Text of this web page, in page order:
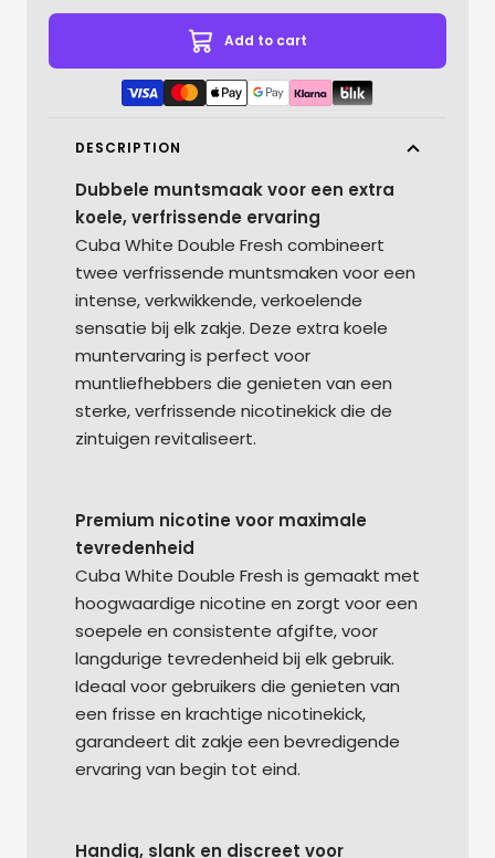
Add to cart
DESCRIPTION
Dubbele muntsmaak voor een extra
koele, verfrissende ervaring
Cuba White Double Fresh combineert
twee verfrissende muntsmaken voor een
intense, verkwikkende, verkoelende
sensatie bij elk zakje. Deze extra koele
muntervaring is perfect voor
muntliefhebbers die genieten van een
sterke, verfrissende nicotinekick die de
zintuigen revitaliseert.
Premium nicotine voor maximale
tevredenheid
Cuba White Double Fresh is gemaakt met
hoogwaardige nicotine en zorgt voor een
soepele en consistente afgifte, voor
langdurige tevredenheid bij elk gebruik.
Ideaal voor gebruikers die genieten van
een frisse en krachtige nicotinekick,
garandeert dit zakje een bevredigende
ervaring van begin tot eind.
Handig, slank en discreet voor